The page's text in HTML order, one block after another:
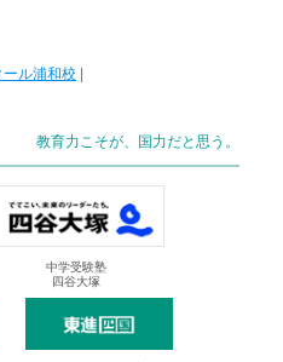
ル浦和校
教育力こそが、国力だと思う。
中学受験塾
四谷大塚